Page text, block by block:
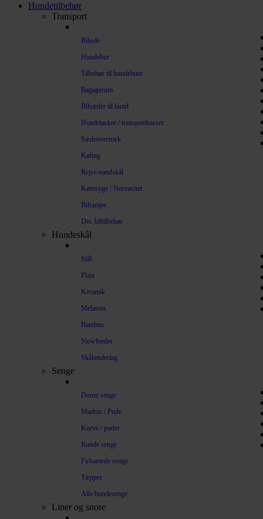
Hundetilbehør
Transport
Bilsele
Hundebur
Tilbehør til hundebure
Bagagerum
Bilsæder til hund
Hundetasker / transportkasser
Sædeovertræk
Køling
Rejse-vandskål
Køresyge / Nervøsitet
Bilrampe
Div. biltilbehør
Hundeskål
Stål
Plast
Keramik
Melamin
Bambus
Slowfeeder
Skålunderlag
Senge
Donut senge
Madras / Pude
Kurve / puder
Runde senge
Firkantede senge
Tæpper
Alle hundesenge
Liner og snore